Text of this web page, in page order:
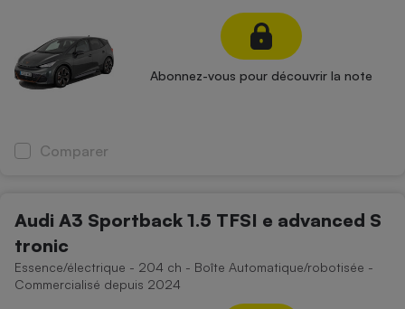
Abonnez-vous pour découvrir la note
Comparer
Audi A3 Sportback 1.5 TFSI e advanced S
tronic
Essence/électrique - 204 ch - Boîte Automatique/robotisée -
Commercialisé depuis 2024